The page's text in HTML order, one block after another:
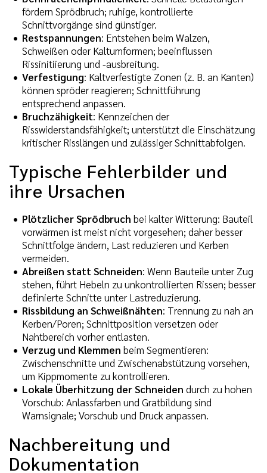
fördern Sprödbruch; ruhige, kontrollierte
Schnittvorgänge sind günstiger.
Restspannungen: Entstehen beim Walzen,
Schweißen oder Kaltumformen; beeinflussen
Rissinitiierung und -ausbreitung.
Verfestigung: Kaltverfestigte Zonen (z. B. an Kanten)
können spröder reagieren; Schnittführung
entsprechend anpassen.
Bruchzähigkeit: Kennzeichen der
Risswiderstandsfähigkeit; unterstützt die Einschätzung
kritischer Risslängen und zulässiger Schnittabfolgen.
Typische Fehlerbilder und
ihre Ursachen
Plötzlicher Sprödbruch bei kalter Witterung: Bauteil
vorwärmen ist meist nicht vorgesehen; daher besser
Schnittfolge ändern, Last reduzieren und Kerben
vermeiden.
Abreißen statt Schneiden: Wenn Bauteile unter Zug
stehen, führt Hebeln zu unkontrollierten Rissen; besser
definierte Schnitte unter Lastreduzierung.
Rissbildung an Schweißnähten: Trennung zu nah an
Kerben/Poren; Schnittposition versetzen oder
Nahtbereich vorher entlasten.
Verzug und Klemmen beim Segmentieren:
Zwischenschnitte und Zwischenabstützung vorsehen,
um Kippmomente zu kontrollieren.
Lokale Überhitzung der Schneiden durch zu hohen
Vorschub: Anlassfarben und Gratbildung sind
Warnsignale; Vorschub und Druck anpassen.
Nachbereitung und
Dokumentation